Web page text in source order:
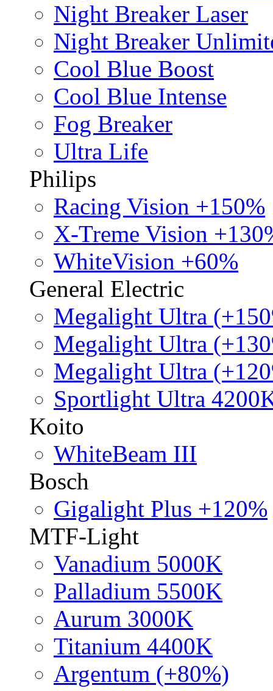
Night Breaker Laser
Night Breaker
Cool Blue Boost
Cool Blue Intense
Fog Breaker
Ultra Life
Philips
Racing Vision +150%
X-Treme Vision
WhiteVision +60%
General Electric
Megalight Ultra
Megalight Ultra
Megalight Ultra
Sportlight Ultra
Koito
WhiteBeam III
Bosch
Gigalight Plus +120%
MTF-Light
Vanadium 5000K
Palladium 5500K
Aurum 3000K
Titanium 4400K
Argentum (+80%)